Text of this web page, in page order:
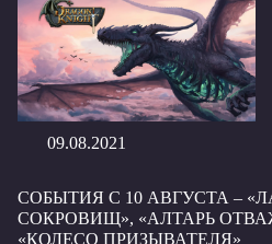
09.08.2021
СОБЫТИЯ С 10 АВГУСТА –
СОКРОВИЩ», «АЛТАРЬ
«КОЛЕСО ПРИЗЫВАТЕЛЯ»